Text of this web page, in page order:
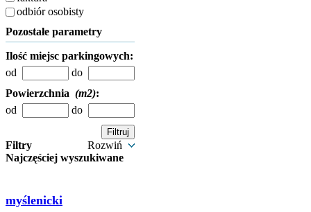
odbiór osobisty
Pozostałe parametry
Ilość miejsc parkingowych:
od
do
Powierzchnia (m2):
od
do
Filtry
Rozwiń
Najczęściej wyszukiwane
myślenicki